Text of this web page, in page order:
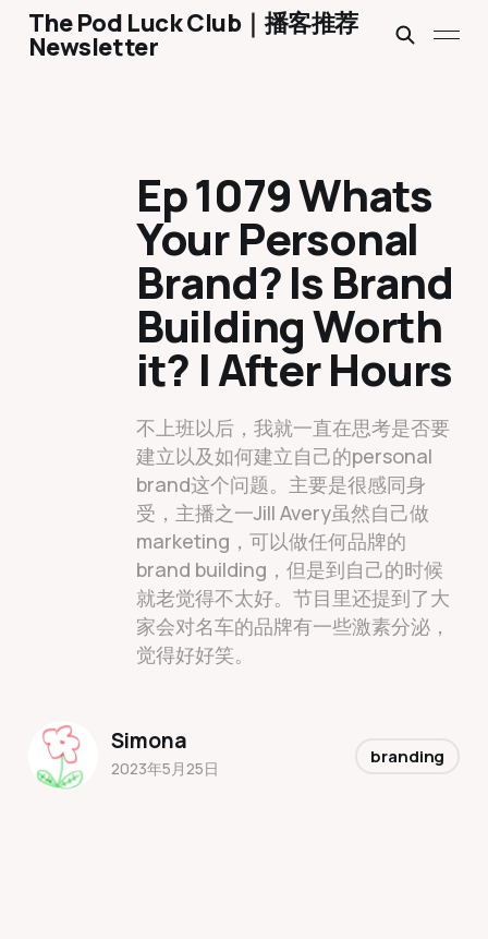
The Pod Luck Club｜播客推荐
Newsletter
Ep 1079 Whats
Your Personal
Brand? Is Brand
Building Worth
it? | After Hours
不上班以后，我就一直在思考是否要
建立以及如何建立自己的personal
brand这个问题。主要是很感同身
受，主播之一Jill Avery虽然自己做
marketing，可以做任何品牌的
brand building，但是到自己的时候
就老觉得不太好。节目里还提到了大
家会对名车的品牌有一些激素分泌，
觉得好好笑。
Simona
2023年5月25日
branding